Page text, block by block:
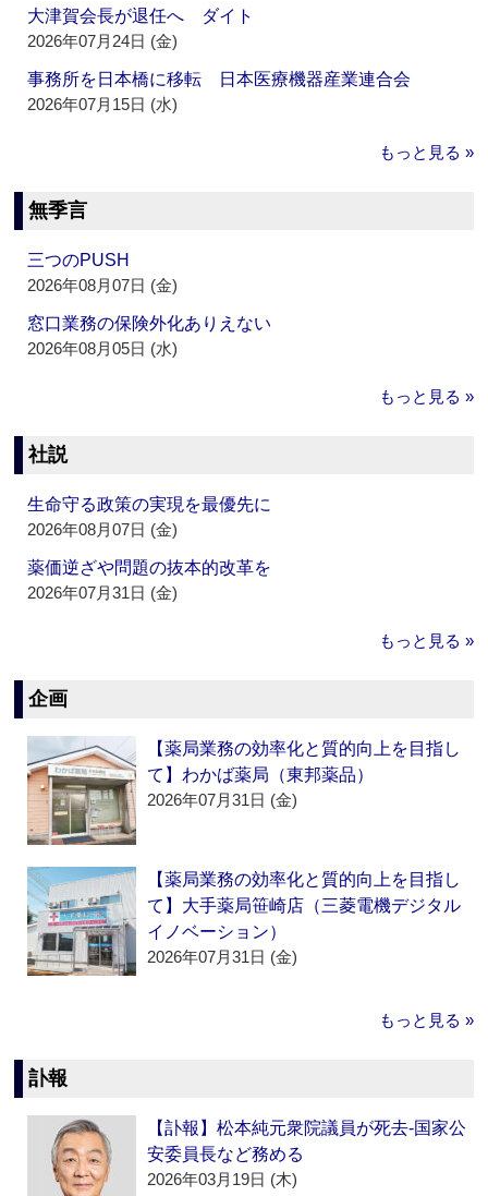
大津賀会長が退任へ ダイト
2026年07月24日 (金)
事務所を日本橋に移転 日本医療機器産業連合会
2026年07月15日 (水)
もっと見る »
無季言
三つのPUSH
2026年08月07日 (金)
窓口業務の保険外化ありえない
2026年08月05日 (水)
もっと見る »
社説
生命守る政策の実現を最優先に
2026年08月07日 (金)
薬価逆ざや問題の抜本的改革を
2026年07月31日 (金)
もっと見る »
企画
【薬局業務の効率化と質的向上を目指し
て】わかば薬局（東邦薬品）
2026年07月31日 (金)
【薬局業務の効率化と質的向上を目指し
て】大手薬局笹崎店（三菱電機デジタル
イノベーション）
2026年07月31日 (金)
もっと見る »
訃報
【訃報】松本純元衆院議員が死去‐国家公
安委員長など務める
2026年03月19日 (木)